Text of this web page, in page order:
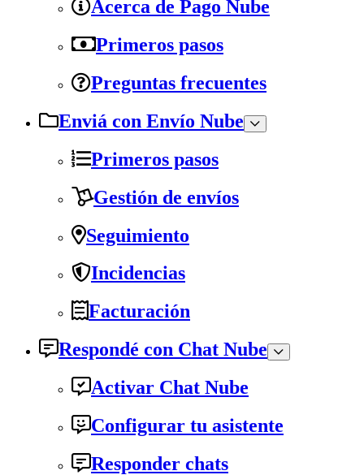
Acerca de Pago Nube
Primeros pasos
Preguntas frecuentes
Enviá con Envío Nube
Primeros pasos
Gestión de envíos
Seguimiento
Incidencias
Facturación
Respondé con Chat Nube
Activar Chat Nube
Configurar tu asistente
Responder chats